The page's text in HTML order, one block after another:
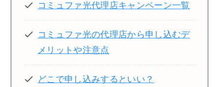
コミュファ光代理店キャンペーン一覧
コミュファ光の代理店から申し込むデ
メリットや注意点
どこで申し込みするといい？